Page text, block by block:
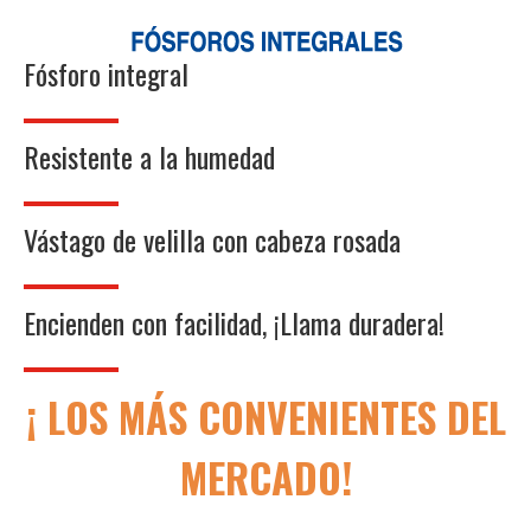
Fósforo integral
Resistente a la humedad
Vástago de velilla con cabeza rosada
Encienden con facilidad, ¡Llama duradera!
¡ LOS MÁS CONVENIENTES DEL
MERCADO!